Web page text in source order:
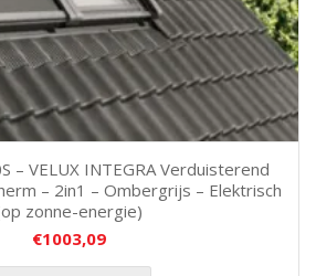
– VELUX INTEGRA Verduisterend
– 2in1 – Ombergrijs – Elektrisch
zonne-energie)
€1003,09